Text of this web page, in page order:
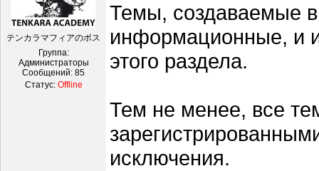
テンカラマフィアのボス
Группа:
Администраторы
Сообщений: 85
Статус: Offline
Темы, создаваемые
информационные, и
этого раздела.
Тем не менее, все
исключения.